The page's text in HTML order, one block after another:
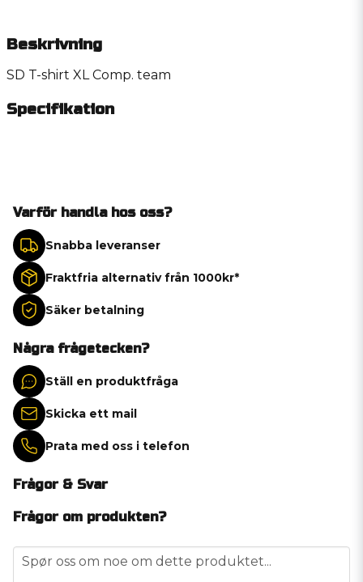
Beskrivning
SD T-shirt XL Comp. team
Specifikation
Varför handla hos oss?
Snabba leveranser
Fraktfria alternativ från 1000kr*
Säker betalning
Några frågetecken?
Ställ en produktfråga
Skicka ett mail
Prata med oss i telefon
Frågor & Svar
Frågor om produkten?
question
Spør oss om noe om dette produktet...